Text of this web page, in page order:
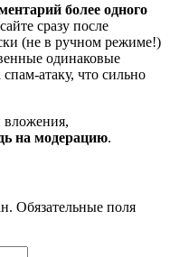
более одного
сразу после
(не в ручном режиме!)
одинаковые
атаку, что сильно
на модерацию.
Обязательные поля